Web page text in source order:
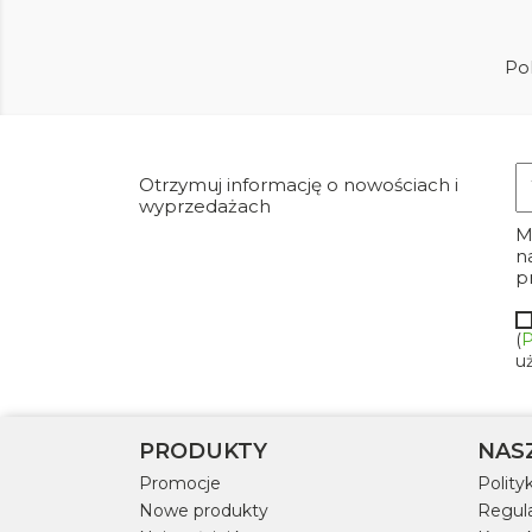
Otrzymuj informację o nowościach i
wyprzedażach
(
PRODUKTY
Promocje
Nowe produkty